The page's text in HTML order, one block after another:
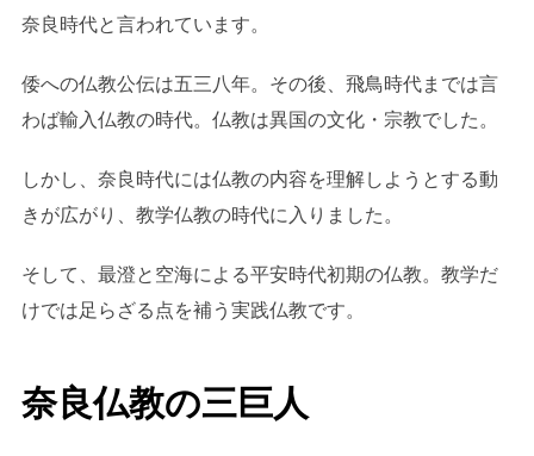
奈良時代と言われています。
倭への仏教公伝は五三八年。その後、飛鳥時代までは言
わば輸入仏教の時代。仏教は異国の文化・宗教でした。
しかし、奈良時代には仏教の内容を理解しようとする動
きが広がり、教学仏教の時代に入りました。
そして、最澄と空海による平安時代初期の仏教。教学だ
けでは足らざる点を補う実践仏教です。
奈良仏教の三巨人